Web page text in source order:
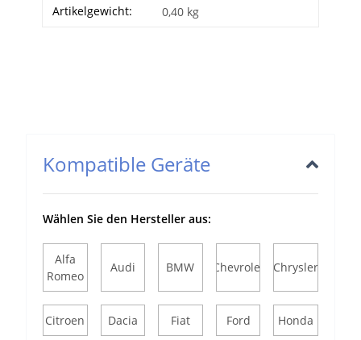
Artikelgewicht:
0,40 kg
Kompatible Geräte
Wählen Sie den Hersteller aus:
Alfa
Romeo
Audi BMW Chevrolet Chrysler
Citroen Dacia Fiat Ford Honda